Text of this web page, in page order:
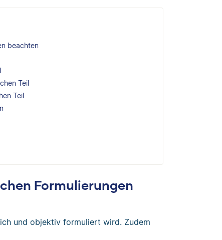
beachten
Teil
Teil
Formulierungen
und objektiv formuliert wird. Zudem